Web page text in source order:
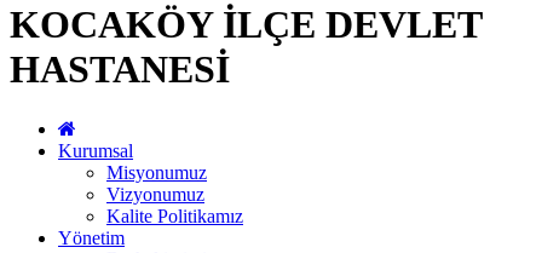
KOCAKÖY İLÇE DEVLET
HASTANESİ
Kurumsal
Misyonumuz
Vizyonumuz
Kalite Politikamız
Yönetim